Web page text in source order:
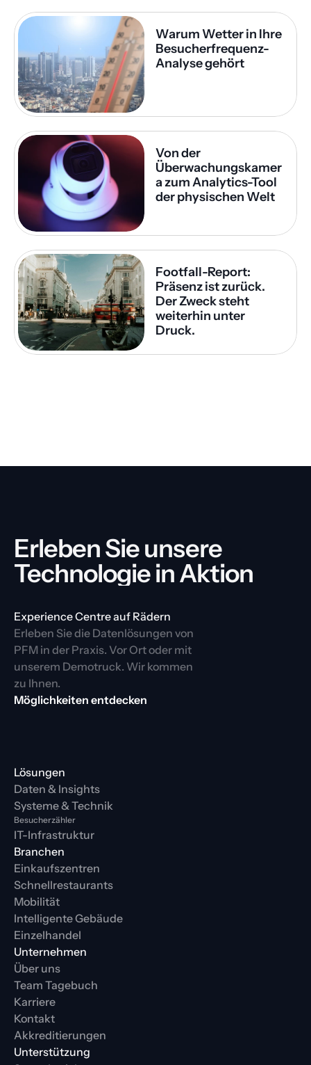
Warum Wetter in Ihre
Besucherfrequenz-
Analyse gehört
Von der
Überwachungskamer
a zum Analytics-Tool
der physischen Welt
Footfall-Report:
Präsenz ist zurück.
Der Zweck steht
weiterhin unter
Druck.
Erleben Sie unsere
Technologie in Aktion
Experience Centre auf Rädern
Erleben Sie die Datenlösungen von
PFM in der Praxis. Vor Ort oder mit
unserem Demotruck. Wir kommen
zu Ihnen.
Möglichkeiten entdecken
Lösungen
Daten & Insights
Systeme & Technik
Besucherzähler
IT-Infrastruktur
Branchen
Einkaufszentren
Schnellrestaurants
Mobilität
Intelligente Gebäude
Einzelhandel
Unternehmen
Über uns
Team Tagebuch
Karriere
Kontakt
Akkreditierungen
Unterstützung